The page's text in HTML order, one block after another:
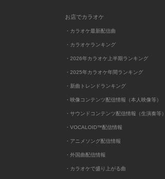
お店でカラオケ
・カラオケ最新配信曲
・カラオケランキング
・2026年カラオケ上半期ランキング
・2025年カラオケ年間ランキング
・新曲トレンドランキング
・映像コンテンツ配信情報（本人映像等）
・サウンドコンテンツ配信情報（生演奏等）
・VOCALOID™配信情報
・アニメソング配信情報
・外国曲配信情報
・カラオケで盛り上がる曲